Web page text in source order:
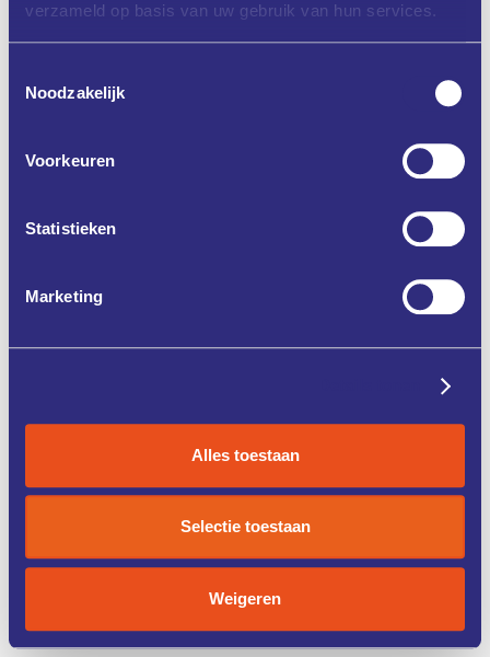
verzameld op basis van uw gebruik van hun services.
Noodzakelijk
Voorkeuren
Statistieken
Marketing
Alles toestaan
Selectie toestaan
Weigeren